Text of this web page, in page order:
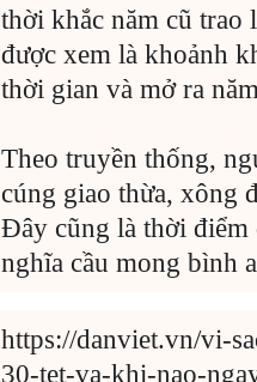
thời khắc năm cũ trao
được xem là khoảnh
thời gian và mở ra
Theo truyền thống,
cúng giao thừa, xông
Đây cũng là thời điểm
nghĩa cầu mong bình
https://danviet.vn/vi-
30-tet-va-khi-nao-